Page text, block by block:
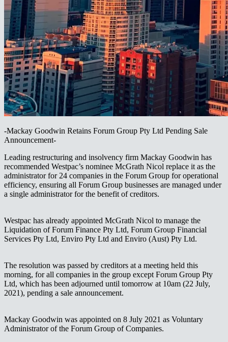
-Mackay Goodwin Retains Forum Group Pty Ltd Pending Sale
Announcement-​​​​‌ ‍ ​‍​‍‌‍ ‌ ​‍‌‍‍‌‌‍‌ ‌‍‍‌‌‍ ‍​‍​‍​ ‍‍​‍​‍‌ ​ ‌‍​‌‌‍ ‍‌‍‍‌‌ ‌​‌ ‍‌​‍ ‍‌‍‍‌‌‍ ​‍​‍​‍ ​​‍​‍‌‍‍​‌ ​‍‌‍‌‌‌‍‌‍​‍​‍​ ‍‍​‍​‍‌‍‍​‌ ‌​‌ ‌​‌ ​​‌ ​ ​ ‍‍​‍ ​‍ ‌‍ ‌‌‍​‌‌‍​ ‌‍‍ ‌‍​‌‌ ‍‌​‍ ‌‌‍‌ ‌‍ ‌‍ ‌‍‌​‌ ‌ ‌‍‍‌‌‍ ‍​‍ ‍‌ ​ ‌‍​‌‌‍ ‍‌‍‍‌‌ ‌​‌ ‍‌​‍ ‍‌ ​ ‌ ‌​‌ ‌‌‌‍‌​‌‍‍‌‌‍ ​‍ ‌ ​ ‌ ‌​‌ ‌‌‌‍‌​‌‍‍‌‌‍ ​‍ ‌‍‍‌‌‍ ‍‌ ‌​‌‍‌‌‌‍ ‍‌ ‌​​‍ ‌‍‌‌‌‍‌​‌‍‍‌‌ ‌​​‍ ‌‍ ‌‌‍ ‌‍‌​‌‍‌‌​ ‌‌ ​​‌ ​‍‌‍‌‌‌ ​ ‌‍‌‌‌‍ ‍‌ ‌​‌‍​‌‌ ‌​‌‍‍‌‌‍ ‌‍ ‍​ ‍ ‌‍‍‌‌‍‌​​ ‌​ ‍​‌‍‌​​ ​‌​ ‌‍‌‍​ ​ ‍‌‌‍​‍​ ‍​​‍ ‌​ ‌​​ ‌​​ ‌‌​ ​‍​‍ ‌​ ‌​​ ​‌‌‍‌​​ ‍‌​‍ ‌‌‍​‌​ ​​‌‍​‌‌‍​‍​‍ ‌​ ​ ​ ​​‌‍‌‌​ ‌​​ ​‌​ ‌​​ ‌ ‌‍‌​​ ‌‍​ ‌​‌‍​‌​ ‌‍​ ‍ ‌ ‌​‌ ‍‌‌ ​​‌‍‌‌​ ‌‌ ​​‌‍ ‌ ​ ‌ ‌​​ ‍ ‌ ​​‌‍​‌‌ ‌​‌‍‍​​ ‌‌‍​ ‌‍ ‌‍ ‍‌ ‌​‌‍‌‌‌‍ ‍‌ ‌​​‍‌‌​ ‌‌‌​​‍‌‌ ‌‍‍ ‌‍‌‌‌ ‍‌​‍‌‌​ ​ ‌​‌​​‍‌‌​ ​ ‌​‌​​‍‌‌​ ​‍​ ​‍​ ​​‌‍​ ​ ‍‌​ ‌‍‌‍​ ​ ‍​‌‍‌‍​ ​‍‌‍‌​​ ‌​​ ‌​​ ​‌​‍‌‌​ ​‍​ ​‍​‍‌‌​ ‌‌‌​‌​​‍ ‍‌‍​ ‌‍‍​‌‍‍‌‌‍ ​‌‍‌​‌ ​‍‌‍‌‌‌‍ ‍​‍‌‌​ ‌‌‌​​‍‌‌ ‌‍‍ ‌‍‌‌‌ ‍‌​‍‌‌​ ​ ‌​‌​​‍‌‌​ ​ ‌​‌​​‍‌‌​ ​‍​ ​‍‌‍​‌​ ​ ‌‍‌​​ ​ ‌‍​‌​ ‌ ​ ‌ ‌‍‌‍​ ​​‌‍​‌‌‍‌​‌‍‌​​‍‌‌​ ​‍​ ​‍​‍‌‌​ ‌‌‌​‌​​‍ ‍‌ ‌​‌‍‌‌‌ ‍​‌ ‌​​ ‌‍​‍‌‍​‌‌ ​ ‌‍‌‌‌‌‌‌‌ ​‍‌‍ ​​ ‌‌‍‍​‌ ‌​‌ ‌​‌ ​​‌ ​ ​‍‌‌​ ​ ‌​​‌​‍‌‌​ ​‍‌​‌‍​‍‌‌​ ​‍‌​‌‍‌‍ ‌‌‍​‌‌‍​ ‌‍‍ ‌‍​‌‌ ‍‌​‍ ‌‌‍‌ ‌‍ ‌‍ ‌‍‌​‌ ‌ ‌‍‍‌‌‍ ‍​‍ ‍‌ ​ ‌‍​‌‌‍ ‍‌‍‍‌‌ ‌​‌ ‍‌​‍ ‍‌ ​ ‌ ‌​‌ ‌‌‌‍‌​‌‍‍‌‌‍ ​‍‌‌​ ​‍‌​‌‍‌ ​ ‌ ‌​‌ ‌‌‌‍‌​‌‍‍‌‌‍ ​‍‌‍‌‍‍‌‌‍‌​​ ‌​ ‍​‌‍‌​​ ​‌​ ‌‍‌‍​ ​ ‍‌‌‍​‍​ ‍​​‍ ‌​ ‌​​ ‌​​ ‌‌​ ​‍​‍ ‌​ ‌​​ ​‌‌‍‌​​ ‍‌​‍ ‌‌‍​‌​ ​​‌‍​‌‌‍​‍​‍ ‌​ ​ ​ ​​‌‍‌‌​ ‌​​ ​‌​ ‌​​ ‌ ‌‍‌​​ ‌‍​ ‌​‌‍​‌​ ‌‍​‍‌‍‌ ‌​‌ ‍‌‌ ​​‌‍‌‌​ ‌‌ ​​‌‍ ‌ ​ ‌ ‌​​‍‌‍‌ ​​‌‍​‌‌ ‌​‌‍‍​​ ‌‌‍​ ‌‍ ‌‍ ‍‌ ‌​‌‍‌‌‌‍ ‍‌ ‌​​‍‌‌​ ‌‌‌​​‍‌‌ ‌‍‍ ‌‍‌‌‌ ‍‌​‍‌‌​ ​ ‌​‌​​‍‌‌​ ​ ‌​‌​​‍‌‌​ ​‍​ ​‍​ ​​‌‍​ ​ ‍‌​ ‌‍‌‍​ ​ ‍​‌‍‌‍​ ​‍‌‍‌​​ ‌​​ ‌​​ ​‌​‍‌‌​ ​‍​ ​‍​‍‌‌​ ‌‌‌​‌​​‍ ‍‌‍​ ‌‍‍​‌‍‍‌‌‍ ​‌‍‌​‌ ​‍‌‍‌‌‌‍ ‍​‍‌‌​ ‌‌‌​​‍‌‌ ‌‍‍ ‌‍‌‌‌ ‍‌​‍‌‌​ ​ ‌​‌​​‍‌‌​ ​ ‌​‌​​‍‌‌​ ​‍​ ​‍‌‍​‌​ ​ ‌‍‌​​ ​ ‌‍​‌​ ‌ ​ ‌ ‌‍‌‍​ ​​‌‍​‌‌‍‌​‌‍‌​​‍‌‌​ ​‍​ ​‍​‍‌‌​ ‌‌‌​‌​​‍ ‍‌ ‌​‌‍‌‌‌ ‍​‌ ‌​​‍‌‍‌ ​​‌‍‌‌‌ ​‍‌ ​ ‌ ​​‌‍‌‌‌‍​ ‌ ‌​‌‍‍‌‌ ‌‍‌‍‌‌​ ‌‌ ​​‌ ‌‌‌‍​‍‌‍ ​‌‍‍‌‌ ​ ‌‍‍​‌‍‌‌‌‍‌​​‍​‍‌ ‌
Leading restructuring and insolvency firm Mackay Goodwin has
recommended Westpac’s nominee McGrath Nicol replace it as the
administrator for 24 companies in the Forum Group for operational
efficiency, ensuring all Forum Group businesses are managed under
a single administrator for the benefit of creditors.
Westpac has already appointed McGrath Nicol to manage the
Liquidation of Forum Finance Pty Ltd, Forum Group Financial
Services Pty Ltd, Enviro Pty Ltd and Enviro (Aust) Pty Ltd.
The resolution was passed by creditors at a meeting held this
morning, for all companies in the group except Forum Group Pty
Ltd, which has been adjourned until tomorrow at 10am (22 July,
2021), pending a sale announcement.
Mackay Goodwin was appointed on 8 July 2021 as Voluntary
Administrator of the Forum Group of Companies.